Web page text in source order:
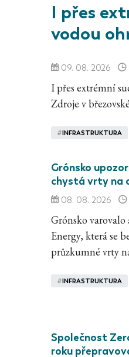
I přes
vodou
09. 08. 2026
I přes extrémní
Zdroje v
#INFRASTRUKTURA
Grónsko
chystá vrty na
08. 08. 2026
Grónsko
Energy, která se
průzkumné vrty
#INFRASTRUKTURA
Společnost
roku